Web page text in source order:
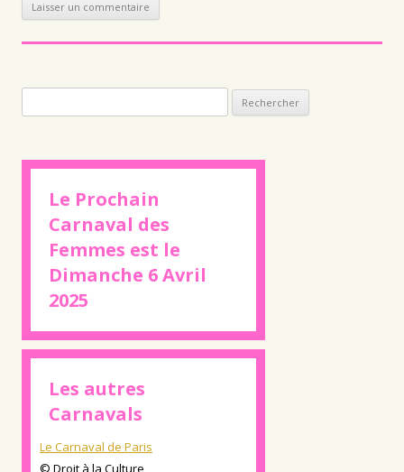
Le Prochain
Carnaval des
Femmes est le
Dimanche 6 Avril
2025
Les autres
Carnavals
Le Carnaval de Paris
© Droit à la Culture